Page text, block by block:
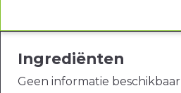
Ingrediënten
Geen informatie